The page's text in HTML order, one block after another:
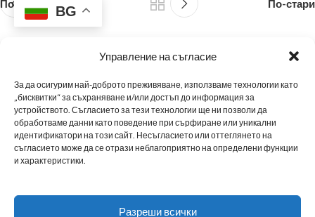
Управление на съгласие
За да осигурим най-доброто преживяване, използваме технологии като
„бисквитки“ за съхраняване и/или достъп до информация за
устройството. Съгласието за тези технологии ще ни позволи да
обработваме данни като поведение при сърфиране или уникални
идентификатори на този сайт. Несъгласието или оттеглянето на
съгласието може да се отрази неблагоприятно на определени функции
и характеристики.
Разреши всички
По-нови По-стари
МЪЖКИ ОБУВКИДАМСКИ ОБУВКИМАРАТОНКИЗА НАСНОВИНИ
ТАБЛИЦА С РАЗМЕРИПОЛИТИКА ЗА ПОВЕРИТЕЛНОСТ
BG